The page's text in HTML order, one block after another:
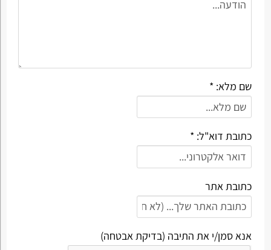
שם מלא: *
כתובת דוא"ל: *
כתובת אתר
אנא סמן/י את התיבה (בדיקת אבטחה)